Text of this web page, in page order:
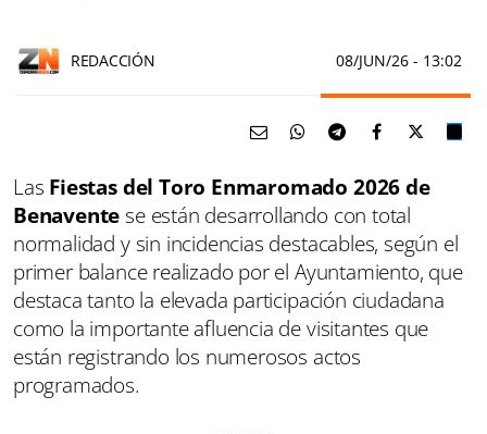
REDACCIÓN 08/JUN/26 - 13:02
Las Fiestas del Toro Enmaromado 2026 de
Benavente se están desarrollando con total
normalidad y sin incidencias destacables, según el
primer balance realizado por el Ayuntamiento, que
destaca tanto la elevada participación ciudadana
como la importante afluencia de visitantes que
están registrando los numerosos actos
programados.